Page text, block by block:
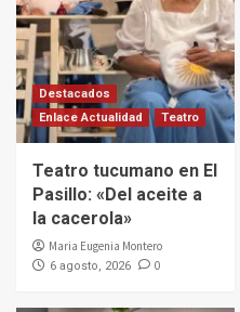
Destacados
Enlace Actualidad
Teatro
Teatro tucumano en El
Pasillo: «Del aceite a
la cacerola»
Maria Eugenia Montero
6 agosto, 2026 0